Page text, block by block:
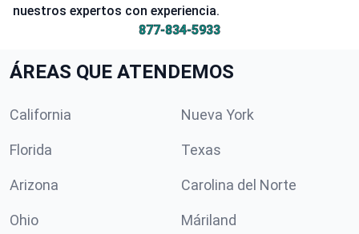
nuestros expertos con experiencia.
877-834-5933
ÁREAS QUE ATENDEMOS
California Nueva York
Florida Texas
Arizona Carolina del Norte
Ohio Máriland